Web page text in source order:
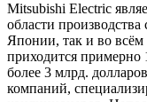
Mitsubishi Electric
области
Японии, так и во всём
приходится примерно
более 3 млрд.
компаний,